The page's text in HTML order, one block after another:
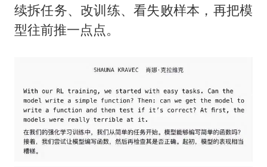
续拆任务、改训练、看失败样本，再把模
型往前推一点点。